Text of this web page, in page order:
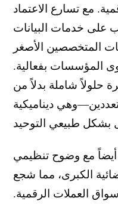
مع تسارع الاعتماد
على خدمات البيانات
المتخصصين الأصغر
المؤسسات بفعالية.
حلولاً شاملة بدلاً من
ديناميكية
أيضاً مع وضوح تنظيمي
الكبرى، مما شجع
العملات الرقمية.